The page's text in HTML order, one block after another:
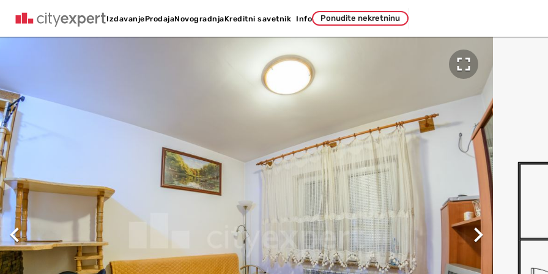
IzdavanjeProdajaNovogradnjaKreditni savetnik Info Ponudite nekretninu
 
